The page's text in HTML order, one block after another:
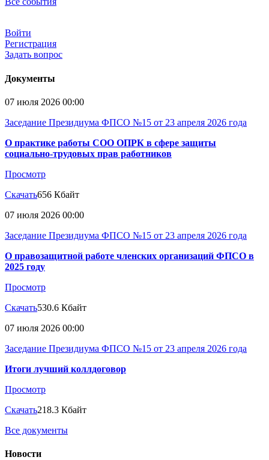
Войти
Регистрация
Задать вопрос
Документы
07 июля 2026 00:00
Заседание Президиума ФПСО №15 от 23 апреля 2026 года
О практике работы СОО ОПРК в сфере защиты
социально-трудовых прав работников
Просмотр
Скачать656 Кбайт
07 июля 2026 00:00
Заседание Президиума ФПСО №15 от 23 апреля 2026 года
О правозащитной работе членских организаций ФПСО в
2025 году
Просмотр
Скачать530.6 Кбайт
07 июля 2026 00:00
Заседание Президиума ФПСО №15 от 23 апреля 2026 года
Итоги лучший коллдоговор
Просмотр
Скачать218.3 Кбайт
Все документы
Новости